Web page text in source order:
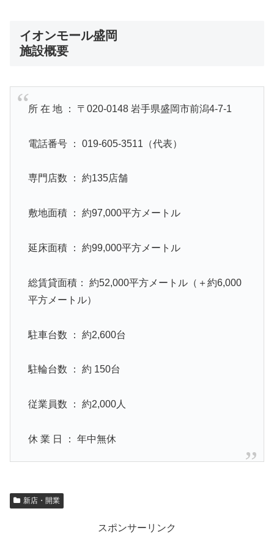
イオンモール盛岡
施設概要
所 在 地 ： 〒020-0148 岩手県盛岡市前潟4-7-1
電話番号 ： 019-605-3511（代表）
専門店数 ： 約135店舗
敷地面積 ： 約97,000平方メートル
延床面積 ： 約99,000平方メートル
総賃貸面積： 約52,000平方メートル（＋約6,000
平方メートル）
駐車台数 ： 約2,600台
駐輪台数 ： 約 150台
従業員数 ： 約2,000人
休 業 日 ： 年中無休
新店・開業
スポンサーリンク